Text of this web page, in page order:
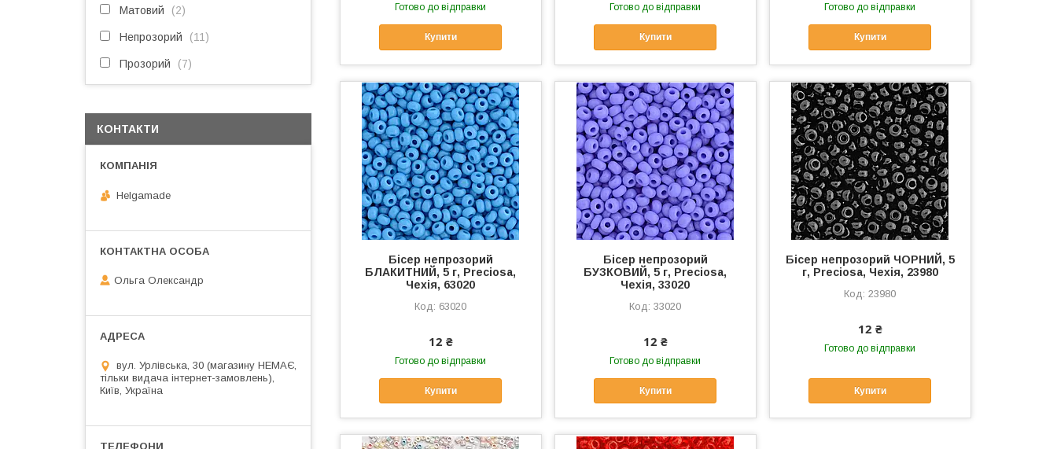
Готово до відправки
Купити
Готово до відправки
Купити
Готово до відправки
Купити
Бісер непрозорий
БЛАКИТНИЙ, 5 г, Preciosa,
Чехія, 63020
63020
12 ₴
Готово до відправки
Купити
Бісер непрозорий
БУЗКОВИЙ, 5 г, Preciosa,
Чехія, 33020
33020
12 ₴
Готово до відправки
Купити
Бісер непрозорий ЧОРНИЙ, 5
г, Preciosa, Чехія, 23980
23980
12 ₴
Готово до відправки
Купити
Матовий 2
Непрозорий 11
Прозорий 7
КОНТАКТИ
Helgamade
Ольга Олександр
вул. Урлівська, 30 (магазину НЕМАЄ,
тільки видача інтернет-замовлень),
Київ, Україна